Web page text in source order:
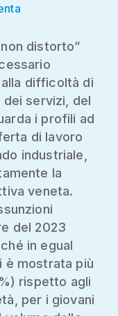
distorto”
difficoltà di
servizi, del
i profili ad
di lavoro
industriale,
la
veneta.
del 2023
in egual
è mostrata più
rispetto agli
per i giovani